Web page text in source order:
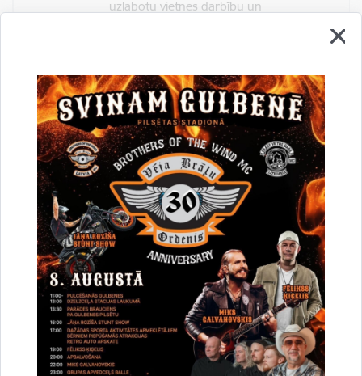
uzlabotu vietnes darbību un
statistisko datu iegūšanai par to, kā
apmeklētājs izmanto vietni.
2 gadi
_gat
Statistikas sīkdatnes (nepieciešamas, lai
uzlabotu vietnes darbību un
pakalpojumus)
Izmanto Google Analytics, lai samazinātu
pieprasījuma līmeni.
1 minūte